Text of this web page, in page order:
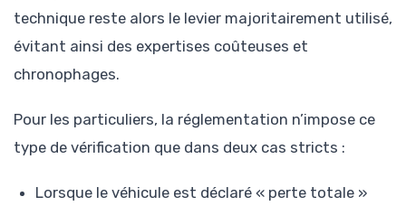
technique reste alors le levier majoritairement utilisé,
évitant ainsi des expertises coûteuses et
chronophages.
Pour les particuliers, la réglementation n’impose ce
type de vérification que dans deux cas stricts :
Lorsque le véhicule est déclaré « perte totale »